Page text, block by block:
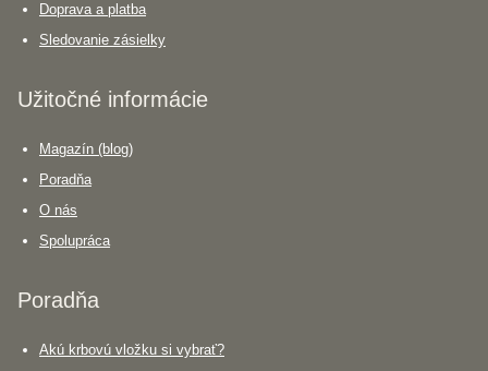
Doprava a platba
Sledovanie zásielky
Užitočné informácie
Magazín (blog)
Poradňa
O nás
Spolupráca
Poradňa
Akú krbovú vložku si vybrať?